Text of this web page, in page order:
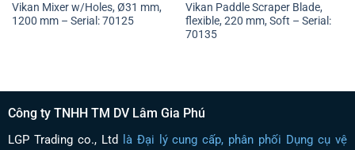
Vikan Mixer w/Holes, Ø31 mm,
1200 mm – Serial: 70125
Vikan Paddle Scraper Blade,
flexible, 220 mm, Soft – Serial:
70135
Công ty TNHH TM DV Lâm Gia Phú
LGP Trading co., Ltd là Đại lý cung cấp, phân phối Dụng cụ vệ